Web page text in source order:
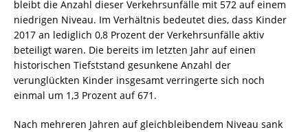
bleibt die Anzahl dieser Verkehrsunfälle mit 572 auf einem
niedrigen Niveau. Im Verhältnis bedeutet dies, dass Kinder
2017 an lediglich 0,8 Prozent der Verkehrsunfälle aktiv
beteiligt waren. Die bereits im letzten Jahr auf einen
historischen Tiefststand gesunkene Anzahl der
verunglückten Kinder insgesamt verringerte sich noch
einmal um 1,3 Prozent auf 671.
Nach mehreren Jahren auf gleichbleibendem Niveau sank